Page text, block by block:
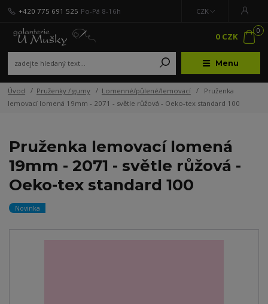
Menu
CZK
+420 775 691 525 Po-Pá 8-16h
0
0 CZK
Úvod Pruženky / gumy Lomenné/půlené/lemovací
Pruženka
lemovací lomená 19mm - 2071 - světle růžová - Oeko-tex standard 100
Pruženka lemovací lomená
19mm - 2071 - světle růžová -
Oeko-tex standard 100
Novinka